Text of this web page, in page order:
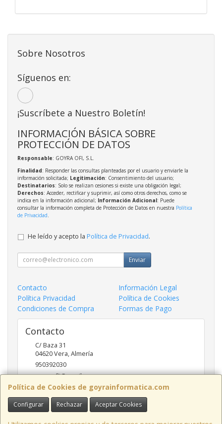
Política de Cookies de goyrainformatica.com
Configurar Rechazar Aceptar Cookies
Sobre Nosotros
Síguenos en:
¡Suscríbete a Nuestro Boletín!
INFORMACIÓN BÁSICA SOBRE
PROTECCIÓN DE DATOS
Responsable: GOYRA OFI, S.L.
Finalidad: Responder las consultas planteadas por el usuario y enviarle la
información solicitada; Legitimación: Consentimiento del usuario;
Destinatarios: Solo se realizan cesiones si existe una obligación legal;
Derechos: Acceder, rectificar y suprimir, así como otros derechos, como se
indica en la información adicional; Información Adicional: Puede
consultar la información completa de Protección de Datos en nuestra Política
de Privacidad
He leído y acepto la Política de Privacidad.
Enviar
Contacto
Información Legal
Política Privacidad
Política de Cookies
Condiciones de Compra
Formas de Pago
Contacto
C/ Baza 31
04620Vera,Almería
950392030
goyraofii@gmail.com
Horario